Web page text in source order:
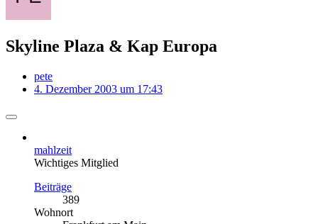
Skyline Plaza & Kap Europa
pete
4. Dezember 2003 um 17:43
mahlzeit
Wichtiges Mitglied
Beiträge
389
Wohnort